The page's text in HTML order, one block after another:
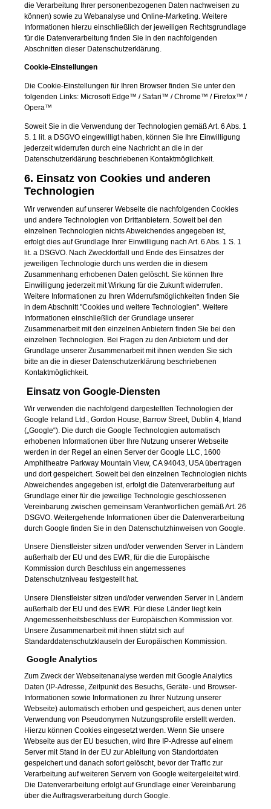
die Verarbeitung Ihrer personenbezogenen Daten nachweisen zu
können) sowie zu Webanalyse und Online-Marketing. Weitere
Informationen hierzu einschließlich der jeweiligen Rechtsgrundlage
für die Datenverarbeitung finden Sie in den nachfolgenden
Abschnitten dieser Datenschutzerklärung.
Cookie-Einstellungen
Die Cookie-Einstellungen für Ihren Browser finden Sie unter den
folgenden Links: Microsoft Edge™ /Safari™ /Chrome™ / Firefox™ /
Opera™
Soweit Sie in die Verwendung der Technologien gemäß Art. 6 Abs. 1
S. 1 lit. a DSGVO eingewilligt haben, können Sie Ihre Einwilligung
jederzeit widerrufen durch eine Nachricht an die in der
Datenschutzerklärung beschriebenen Kontaktmöglichkeit.
6. Einsatz von Cookies und anderen
Technologien
Wir verwenden auf unserer Webseite die nachfolgenden Cookies
und andere Technologien von Drittanbietern. Soweit bei den
einzelnen Technologien nichts Abweichendes angegeben ist,
erfolgt dies auf Grundlage Ihrer Einwilligung nach Art. 6 Abs. 1 S. 1
lit. a DSGVO. Nach Zweckfortfall und Ende des Einsatzes der
jeweiligen Technologie durch uns werden die in diesem
Zusammenhang erhobenen Daten gelöscht. Sie können Ihre
Einwilligung jederzeit mit Wirkung für die Zukunft widerrufen.
Weitere Informationen zu Ihren Widerrufsmöglichkeiten finden Sie
in dem Abschnitt "Cookies und weitere Technologien". Weitere
Informationen einschließlich der Grundlage unserer
Zusammenarbeit mit den einzelnen Anbietern finden Sie bei den
einzelnen Technologien. Bei Fragen zu den Anbietern und der
Grundlage unserer Zusammenarbeit mit ihnen wenden Sie sich
bitte an die in dieser Datenschutzerklärung beschriebenen
Kontaktmöglichkeit.
Einsatz von Google-Diensten
Wir verwenden die nachfolgend dargestellten Technologien der
Google Ireland Ltd., Gordon House, Barrow Street, Dublin 4, Irland
(„Google“). Die durch die Google Technologien automatisch
erhobenen Informationen über Ihre Nutzung unserer Webseite
werden in der Regel an einen Server der Google LLC, 1600
Amphitheatre Parkway Mountain View, CA 94043, USA übertragen
und dort gespeichert. Soweit bei den einzelnen Technologien nichts
Abweichendes angegeben ist, erfolgt die Datenverarbeitung auf
Grundlage einer für die jeweilige Technologie geschlossenen
Vereinbarung zwischen gemeinsam Verantwortlichen gemäß Art. 26
DSGVO. Weitergehende Informationen über die Datenverarbeitung
durch Google finden Sie in den Datenschutzhinweisen von Google
Unsere Dienstleister sitzen und/oder verwenden Server in Ländern
außerhalb der EU und des EWR, für die die Europäische
Kommission durch Beschluss ein angemessenes
Datenschutzniveau festgestellt hat.
Unsere Dienstleister sitzen und/oder verwenden Server in Ländern
außerhalb der EU und des EWR. Für diese Länder liegt kein
Angemessenheitsbeschluss der Europäischen Kommission vor.
Unsere Zusammenarbeit mit ihnen stützt sich auf
Standarddatenschutzklauseln der Europäischen Kommission.
Google Analytics
Zum Zweck der Webseitenanalyse werden mit Google Analytics
Daten (IP-Adresse, Zeitpunkt des Besuchs, Geräte- und Browser-
Informationen sowie Informationen zu Ihrer Nutzung unserer
Webseite) automatisch erhoben und gespeichert, aus denen unter
Verwendung von Pseudonymen Nutzungsprofile erstellt werden.
Hierzu können Cookies eingesetzt werden. Wenn Sie unsere
Webseite aus der EU besuchen, wird Ihre IP-Adresse auf einem
Server mit Stand in der EU zur Ableitung von Standortdaten
gespeichert und danach sofort gelöscht, bevor der Traffic zur
Verarbeitung auf weiteren Servern von Google weitergeleitet wird.
Die Datenverarbeitung erfolgt auf Grundlage einer Vereinbarung
über die Auftragsverarbeitung durch Google.